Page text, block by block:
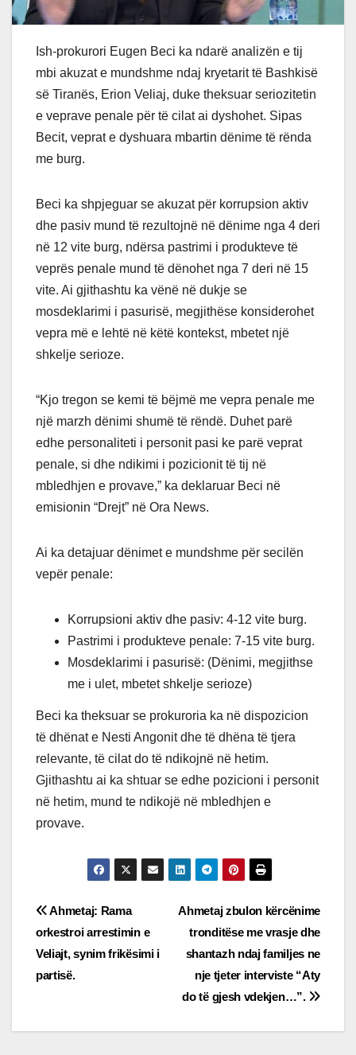
Ish-prokurori Eugen Beci ka ndarë analizën e tij
mbi akuzat e mundshme ndaj kryetarit të Bashkisë
së Tiranës, Erion Veliaj, duke theksuar seriozitetin
e veprave penale për të cilat ai dyshohet. Sipas
Becit, veprat e dyshuara mbartin dënime të rënda
me burg.
Beci ka shpjeguar se akuzat për korrupsion aktiv
dhe pasiv mund të rezultojnë në dënime nga 4 deri
në 12 vite burg, ndërsa pastrimi i produkteve të
veprës penale mund të dënohet nga 7 deri në 15
vite. Ai gjithashtu ka vënë në dukje se
mosdeklarimi i pasurisë, megjithëse konsiderohet
vepra më e lehtë në këtë kontekst, mbetet një
shkelje serioze.
“Kjo tregon se kemi të bëjmë me vepra penale me
një marzh dënimi shumë të rëndë. Duhet parë
edhe personaliteti i personit pasi ke parë veprat
penale, si dhe ndikimi i pozicionit të tij në
mbledhjen e provave,” ka deklaruar Beci në
emisionin “Drejt” në Ora News.
Ai ka detajuar dënimet e mundshme për secilën
vepër penale:
Korrupsioni aktiv dhe pasiv: 4-12 vite burg.
Pastrimi i produkteve penale: 7-15 vite burg.
Mosdeklarimi i pasurisë: (Dënimi, megjithse
me i ulet, mbetet shkelje serioze)
Beci ka theksuar se prokuroria ka në dispozicion
të dhënat e Nesti Angonit dhe të dhëna të tjera
relevante, të cilat do të ndikojnë në hetim.
Gjithashtu ai ka shtuar se edhe pozicioni i personit
në hetim, mund te ndikojë në mbledhjen e
provave.
Post
navigation
Ahmetaj zbulon kërcënime
tronditëse me vrasje dhe
shantazh ndaj familjes ne
nje tjeter interviste “Aty
do të gjesh vdekjen…”.
Ahmetaj: Rama
orkestroi arrestimin e
Veliajt, synim frikësimi i
partisë.